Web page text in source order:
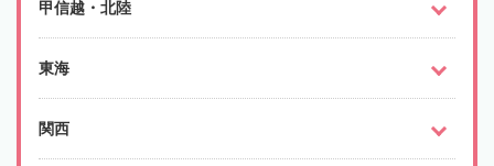
甲信越・北陸
東海
関西